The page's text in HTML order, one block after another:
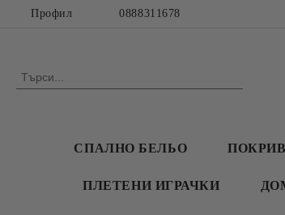
Профил 0888311678
СПАЛНО БЕЛЬО
ПЛЕТЕНИ ИГРАЧКИ